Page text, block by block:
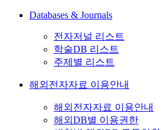
Databases & Journals
전자저널 리스트
학술DB 리스트
주제별 리스트
해외전자자료 이용안내
해외전자자료 이용안내
해외DB별 이용권한